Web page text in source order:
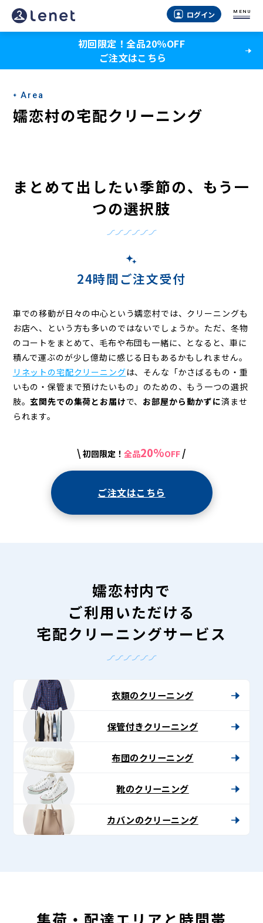
嬬
恋
の
宅
配
ー
ニ
ログイン MENU
初回限定！全品20％OFF
ご注文はこちら
Area
嬬恋村の宅配クリーニング
まとめて出したい季節の、もう一
つの選択肢
24時間ご注文受付
車での移動が日々の中心という嬬恋村では、クリーニングも
お店へ、という方も多いのではないでしょうか。ただ、冬物
のコートをまとめて、毛布や布団も一緒に、となると、車に
積んで運ぶのが少し億劫に感じる日もあるかもしれません。
リネットの宅配クリーニングは、そんな「かさばるもの・重
いもの・保管まで預けたいもの」のための、もう一つの選択
肢。玄関先での集荷とお届けで、 お部屋から動かずに済ませ
られます。
\ 初回限定！ 全品20%OFF /
ご注文はこちら
嬬恋村内で
ご利用いただける
宅配クリーニングサービス
衣類のクリーニング
保管付きクリーニング
布団のクリーニング
靴のクリーニング
カバンのクリーニング
集荷・配達エリアと時間帯